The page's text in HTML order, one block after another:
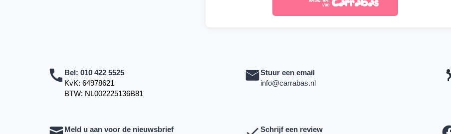
Bel: 010 422 5525
KvK: 64978621
BTW: NL002225136B81
Stuur een email
info@carrabas.nl
Meld u aan voor de nieuwsbrief
Schrijf een review